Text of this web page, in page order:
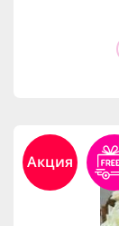
Акция